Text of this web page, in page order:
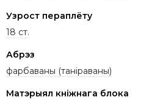
Узрост пераплёту
18 ст.
Абрэз
фарбаваны (таніраваны)
Матэрыял кніжнага блока